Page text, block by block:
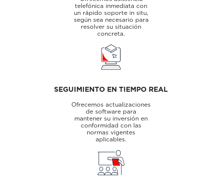
telefónica inmediata con
un rápido soporte in situ,
según sea necesario para
resolver su situación
concreta.
SEGUIMIENTO EN TIEMPO REAL
Ofrecemos actualizaciones
de software para
mantener su inversión en
conformidad con las
normas vigentes
aplicables.